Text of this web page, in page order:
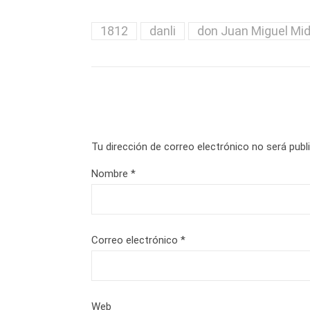
1812 danli don Juan Miguel
Tu dirección de correo electrónico no será
Nombre *
Correo electrónico *
Web